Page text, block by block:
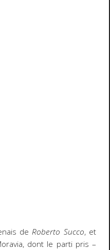
deRoberto Succo, et
dont le parti pris –